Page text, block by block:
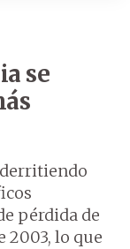
se
pérdida de
2003, lo que